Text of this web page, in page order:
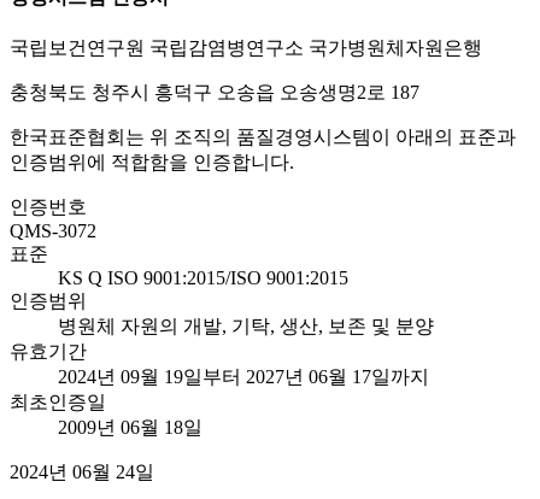
국립보건연구원 국립감염병연구소 국가병원체자원은행
충청북도 청주시 흥덕구 오송읍 오송생명2로 187
한국표준협회는 위 조직의 품질경영시스템이 아래의 표준과
인증범위에 적합함을 인증합니다.
인증번호
QMS-3072
표준
KS Q ISO 9001:2015/ISO 9001:2015
인증범위
병원체 자원의 개발, 기탁, 생산, 보존 및 분양
유효기간
2024년 09월 19일부터 2027년 06월 17일까지
최초인증일
2009년 06월 18일
2024년 06월 24일